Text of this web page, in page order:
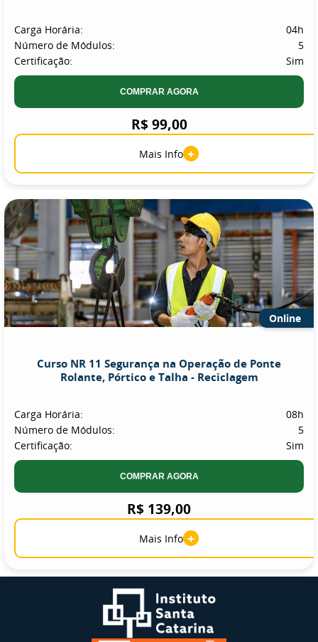
Carga Horária:
04h
Número de Módulos:
5
Certificação:
Sim
COMPRAR AGORA
R$ 99,00
Mais Info +
Online
Curso NR 11 Segurança na Operação de Ponte
Rolante, Pórtico e Talha - Reciclagem
Carga Horária:
08h
Número de Módulos:
5
Certificação:
Sim
COMPRAR AGORA
R$ 139,00
Mais Info +